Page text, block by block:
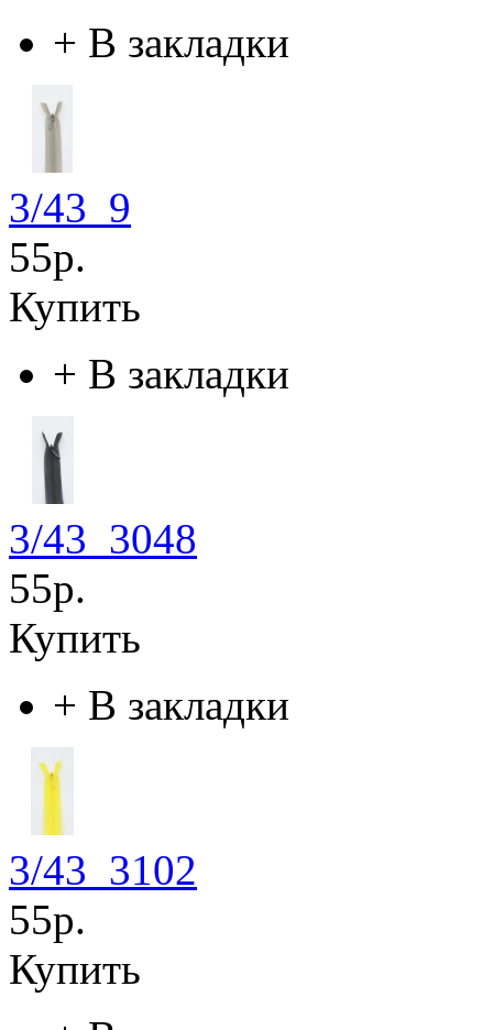
+ В закладки
3/43_9
55р.
Купить
+ В закладки
3/43_3048
55р.
Купить
+ В закладки
3/43_3102
55р.
Купить